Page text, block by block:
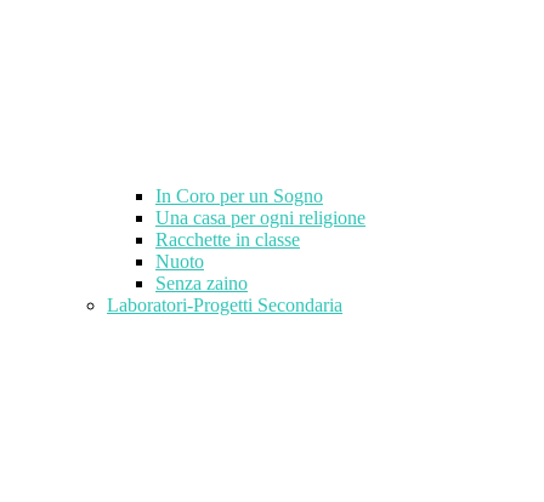
In Coro per un Sogno
Una casa per ogni religione
Racchette in classe
Nuoto
Senza zaino
Laboratori-Progetti Secondaria